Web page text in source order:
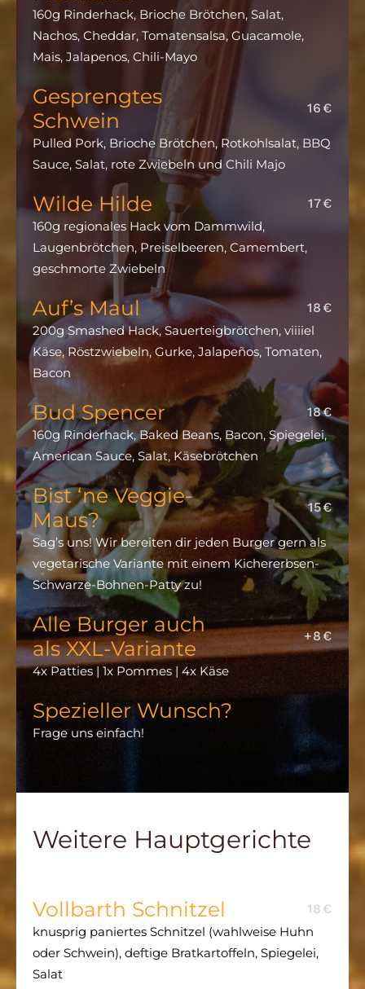
160g Rinderhack, Brioche Brötchen, Salat,
Nachos, Cheddar, Tomatensalsa, Guacamole,
Mais, Jalapenos, Chili-Mayo
Gesprengtes
Schwein
16€
Pulled Pork, Brioche Brötchen, Rotkohlsalat, BBQ
Sauce, Salat, rote Zwiebeln und Chili Majo
Wilde Hilde
17€
160g regionales Hack vom Dammwild,
Laugenbrötchen, Preiselbeeren, Camembert,
geschmorte Zwiebeln
Auf’s Maul
18€
200g Smashed Hack, Sauerteigbrötchen, viiiiel
Käse, Röstzwiebeln, Gurke, Jalapeños, Tomaten,
Bacon
Bud Spencer
18€
160g Rinderhack, Baked Beans, Bacon, Spiegelei,
American Sauce, Salat, Käsebrötchen
Bist ‘ne Veggie-
Maus?
15€
Sag’s uns! Wir bereiten dir jeden Burger gern als
vegetarische Variante mit einem Kichererbsen-
Schwarze-Bohnen-Patty zu!
Alle Burger auch
als XXL-Variante
+8€
4x Patties | 1x Pommes | 4x Käse
Spezieller Wunsch?
Frage uns einfach!
Weitere Hauptgerichte
Vollbarth Schnitzel
18€
knusprig paniertes Schnitzel (wahlweise Huhn
oder Schwein), deftige Bratkartoffeln, Spiegelei,
Salat